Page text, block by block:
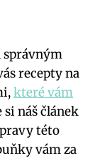
správným
recepty na
které vám
si náš článek
této
vám za